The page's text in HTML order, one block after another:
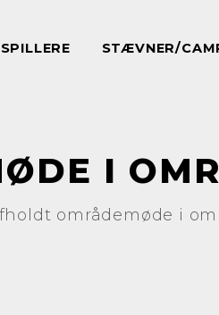
SPILLERE STÆVNER/
I
områdemøde i